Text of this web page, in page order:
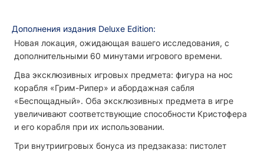
Дополнения издания Deluxe Edition:
Новая локация, ожидающая вашего исследования, с
дополнительными 60 минутами игрового времени.
Два эксклюзивных игровых предмета: фигура на нос
корабля «Грим-Рипер» и абордажная сабля
«Беспощадный». Оба эксклюзивных предмета в игре
увеличивают соответствующие способности Кристофера
и его корабля при их использовании.
Три внутриигровых бонуса из предзаказа: пистолет